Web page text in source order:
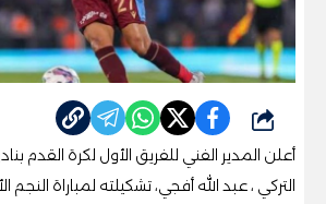
شارك
أعلن المدير الفني للفريق الأول لكرة القدم
التركي ، عبد الله أفجي، تشكيلته لمباراة